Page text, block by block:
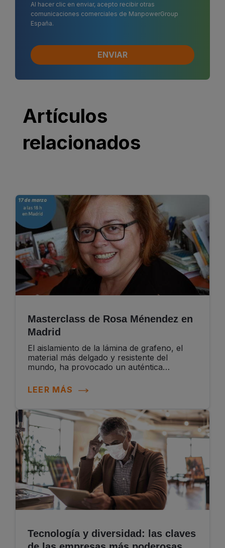
Al hacer clic en enviar, acepto recibir otras
comunicaciones comerciales de ManpowerGroup
España.
Artículos
relacionados
Masterclass de Rosa Ménendez en
Madrid
El aislamiento de la lámina de grafeno, el
material más delgado y resistente del
mundo, ha provocado un auténtica
se avanza en la investigación de sus...
LEER MÁS
Tecnología y diversidad: las claves